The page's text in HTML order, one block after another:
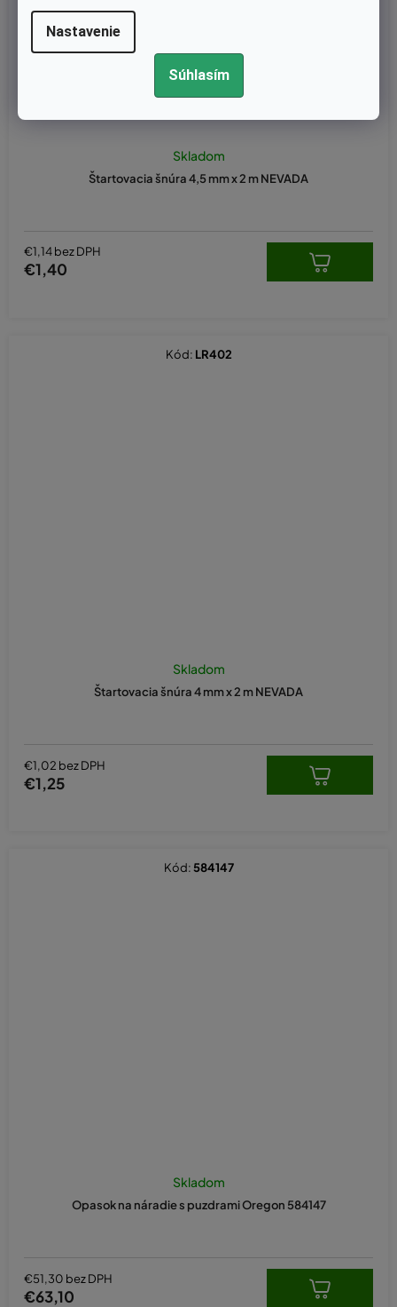
Nastavenie
Súhlasím
Štartovacia šnúra 4,5 mm x 2 m NEVADA
Skladom
€1,14 bez DPH
€1,40
Štartovacia šnúra 4 mm x 2 m NEVADA
Skladom
€1,02 bez DPH
€1,25
Kód: LR402
Opasok na náradie s puzdrami Oregon 584147
Skladom
€51,30 bez DPH
€63,10
Kód: 584147